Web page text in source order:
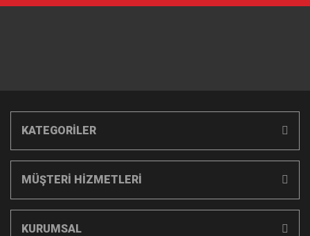
KATEGORİLER
MÜŞTERİ HİZMETLERİ
KURUMSAL